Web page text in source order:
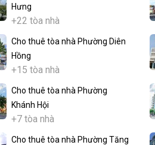
Hưng
+22 tòa nhà
Cho thuê tòa nhà Phường Diên
Hồng
+15 tòa nhà
Cho thuê tòa nhà Phường
Khánh Hội
+7 tòa nhà
Cho thuê tòa nhà Phường Tăng